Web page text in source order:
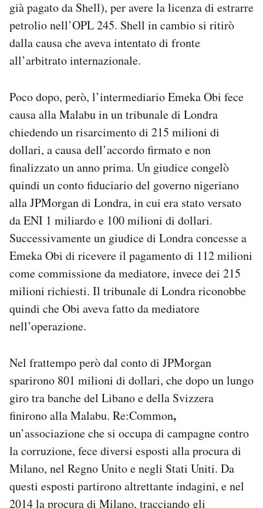
già pagato da Shell), per avere la licenza di estrarre
petrolio nell’OPL 245. Shell in cambio si ritirò
dalla causa che aveva intentato di fronte
all’arbitrato internazionale.
Poco dopo, però, l’intermediario Emeka Obi fece
causa alla Malabu in un tribunale di Londra
chiedendo un risarcimento di 215 milioni di
dollari, a causa dell’accordo firmato e non
finalizzato un anno prima. Un giudice congelò
quindi un conto fiduciario del governo nigeriano
alla JPMorgan di Londra, in cui era stato versato
da ENI 1 miliardo e 100 milioni di dollari.
Successivamente un giudice di Londra concesse a
Emeka Obi di ricevere il pagamento di 112 milioni
come commissione da mediatore, invece dei 215
milioni richiesti. Il tribunale di Londra riconobbe
quindi che Obi aveva fatto da mediatore
nell’operazione.
Nel frattempo però dal conto di JPMorgan
sparirono 801 milioni di dollari, che dopo un lungo
giro tra banche del Libano e della Svizzera
finirono alla Malabu. Re:Common,
un’associazione che si occupa di campagne contro
la corruzione, fece diversi esposti alla procura di
Milano, nel Regno Unito e negli Stati Uniti. Da
questi esposti partirono altrettante indagini, e nel
2014 la procura di Milano, tracciando gli